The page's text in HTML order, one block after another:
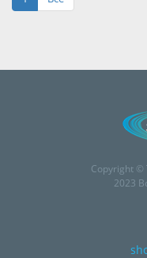
Copyright ©
2023